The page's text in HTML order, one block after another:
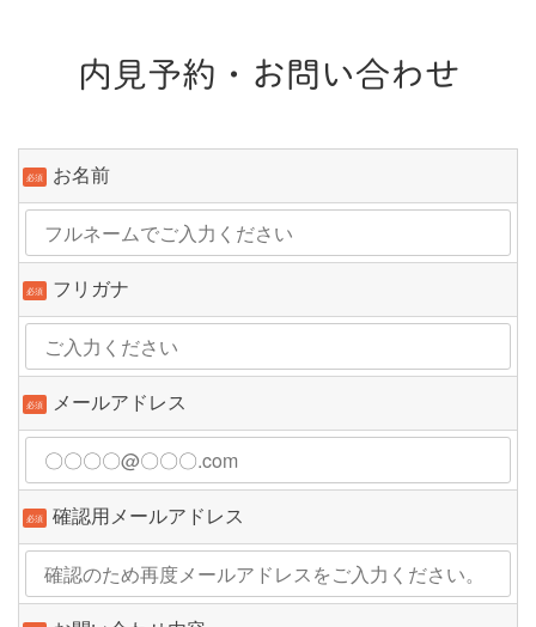
内見予約・お問い合わせ
必須 お名前
必須 フリガナ
必須 メールアドレス
必須 確認用メールアドレス